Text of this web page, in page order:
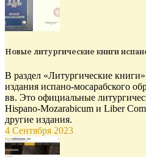
Новые литургические книги
В раздел «Литургические
издания испано-мосарабского
вв. Это официальные
Hispano-Mozarabicum и Liber
другие издания.
4 Сентября 2023